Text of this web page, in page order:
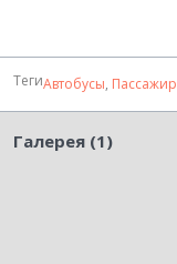
ТегиАвтобусы,
Галерея (1)